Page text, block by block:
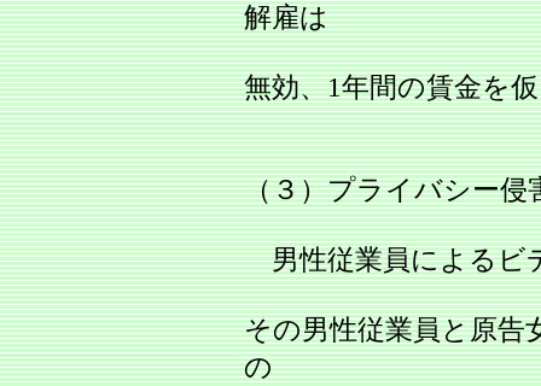
解雇は
無効、1年間の賃金を
（３）プライバシー侵
男性従業員によるビ
その男性従業員と原告
の